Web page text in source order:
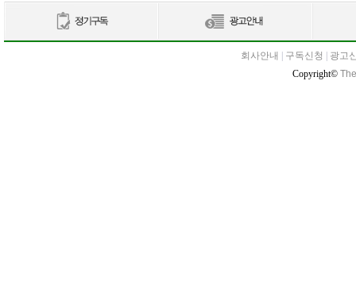
회사안내 구독신청
광고
Copyright©